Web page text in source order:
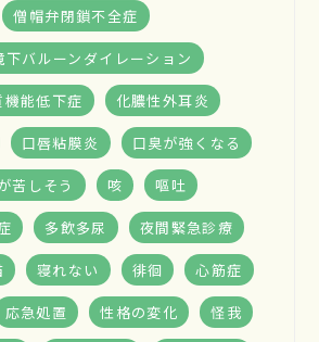
僧帽弁閉鎖不全症
下バルーンダイレーション
機能低下症 化膿性外耳炎
口唇粘膜炎 口臭が強くなる
苦しそう 咳 嘔吐
多飲多尿 夜間緊急診療
寝れない 徘徊 心筋症
応急処置 性格の変化 怪我